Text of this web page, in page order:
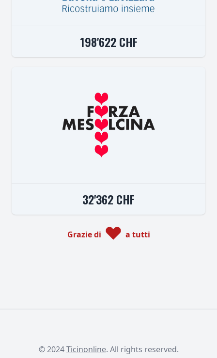
198'622 CHF
32'362 CHF
Grazie di a tutti
© 2024Ticinonline. All rights reserved.